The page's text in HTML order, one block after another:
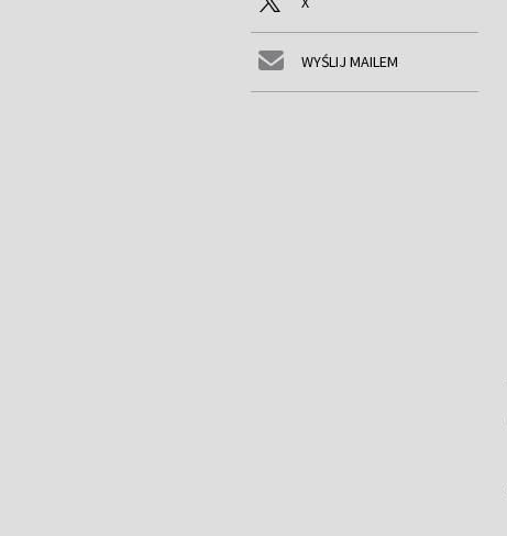
WYŚLIJ MAILEM